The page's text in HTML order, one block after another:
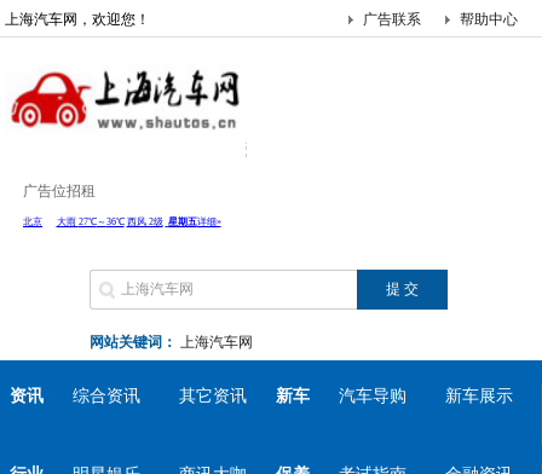
上海汽车网，欢迎您！ 帮助中心
广告联系
广告位招租
网站关键词： 上海汽车网
资讯 综合资讯 其它资讯 新车 汽车导购 新车展示